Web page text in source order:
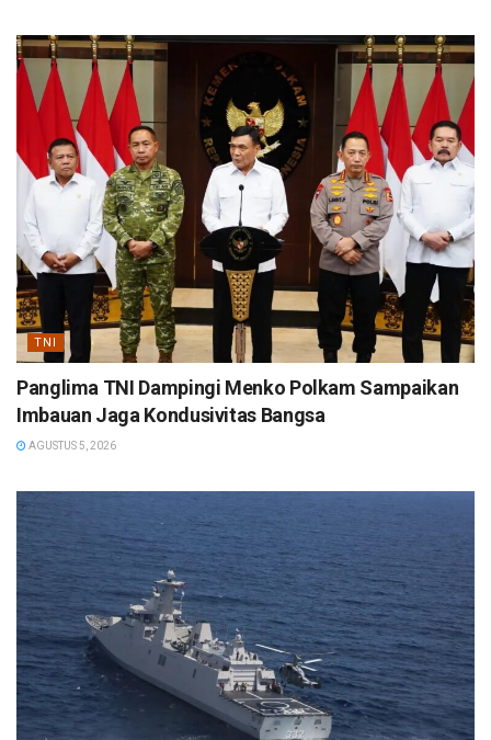
TNI
Panglima TNI Dampingi Menko Polkam Sampaikan
Imbauan Jaga Kondusivitas Bangsa
AGUSTUS 5, 2026